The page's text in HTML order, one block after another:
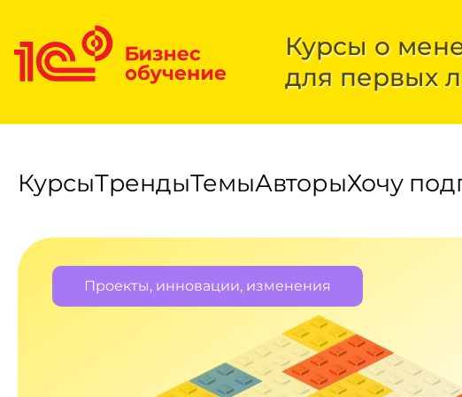
Курсы о
для первых
КурсыТрендыТемыАвторыХочу
Проекты, инновации, изменения